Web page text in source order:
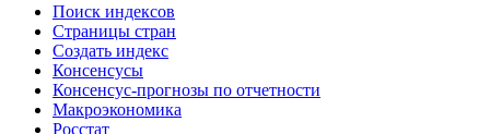
Поиск индексов
Страницы стран
Создать индекс
Консенсусы
Консенсус-прогнозы по отчетности
Макроэкономика
Росстат